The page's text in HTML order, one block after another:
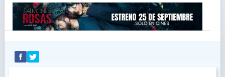
RECUÉRDEME
IDENTIFICARSE